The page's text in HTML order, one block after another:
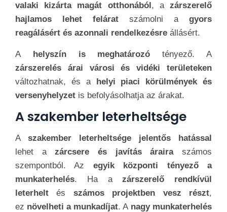
valaki kizárta magát otthonából, azárszerelő
hajlamos lehet felárat számolni agyors
reagálásért és azonnali rendelkezésre állásért.
A helyszín is meghatározó tényező. A
zárszerelés árai városi és vidéki területeken
változhatnak, és a helyi piaci körülmények és
versenyhelyzet is befolyásolhatja az árakat.
A szakember leterheltsége
A szakember leterheltsége jelentős hatással
lehet azárcsere és javítás árairaszámos
szempontból. Az egyik központi tényező a
munkaterhelés. Ha azárszerelő rendkívül
leterhelt és számos projektben vesz részt,
ez növelheti a munkadíjat. A nagy munkaterhelés